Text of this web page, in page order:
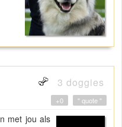
3 doggies
" quote "
+0
met jou als